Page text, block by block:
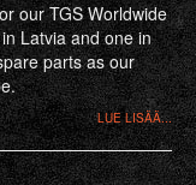
our TGS Worldwide
Latvia and one in
parts as our
LUE LISÄÄ...